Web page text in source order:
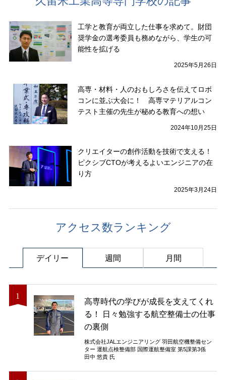
工学と教育が両立した仕事を求めて。財団
奨学金の選考委員も務めながら、学生の可
能性を拡げる
2025年5月26日
高専・材料・人のおもしろさを伝えてロボ
コンに並ぶ大会に！ 高専マテリアルコン
テスト主催の先生が秘める教育への想い
2024年10月25日
クリエイターの創作活動を技術で支える！
ピクシブCTOが考えるよいエンジニアの在
り方
2025年3月24日
アクセス数ランキング
デイリー 週間 月間
高専時代の学びが成長を支えてくれ
る！ 日々勉強する航空整備士の仕事
の裏側
株式会社JALエンジニアリング 羽田航空機整備セン
ター 運航点検整備部 国際運航整備室 第5課第3係
田中 悠貴 氏